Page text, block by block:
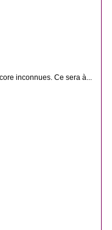
inconnues. Ce sera à...